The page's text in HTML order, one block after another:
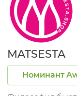
MATSESTA
Номинант